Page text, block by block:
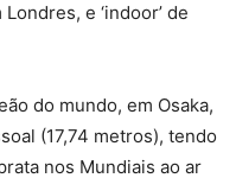
e ‘indoor’ de
do mundo, em Osaka,
(17,74 metros), tendo
nos Mundiais ao ar